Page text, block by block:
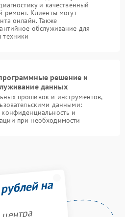
и качественный
ремонт. Клиенты могут
онлайн. Также
обслуживание для
техники
решение и
данных
прошивок и инструментов,
данными:
и
при необходимости
на